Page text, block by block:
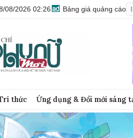
08/2026 02:26 Bảng giá quảng cáo
thức Ứng dụng & Đổi mới sáng